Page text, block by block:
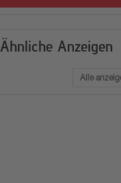
Ähnliche Anzeigen
Alle